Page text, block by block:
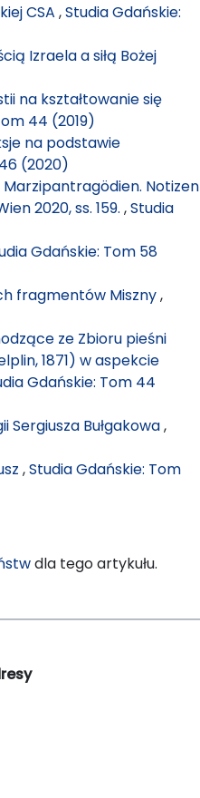
CSA ,Studia Gdańskie:
Izraela a siłą Bożej
na kształtowanie się
44 (2019)
na podstawie
(2020)
Notizen
2020, ss. 159. ,Studia
Gdańskie: Tom 58
fragmentów Miszny,
ze Zbioru pieśni
1871) w aspekcie
Gdańskie: Tom 44
Bułgakowa,
,Studia Gdańskie: Tom
dla tego artykułu.